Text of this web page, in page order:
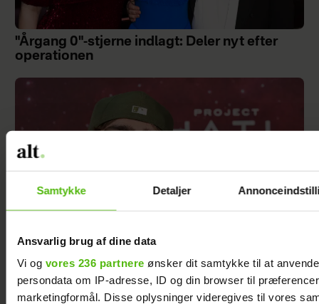
Samtykke Detaljer
Ansvarlig brug af dine data
Vi og vores 236 partnere ønsker dit samtykke til at
persondata om IP-adresse, ID og din browser til
marketingformål. Disse oplysninger videregives til vores
"Årgang 0"-stjerne indlagt: Deler nyt efter
operationen
Med i “Robinson”: Er hun Jeppe Ølgaards
kæreste?